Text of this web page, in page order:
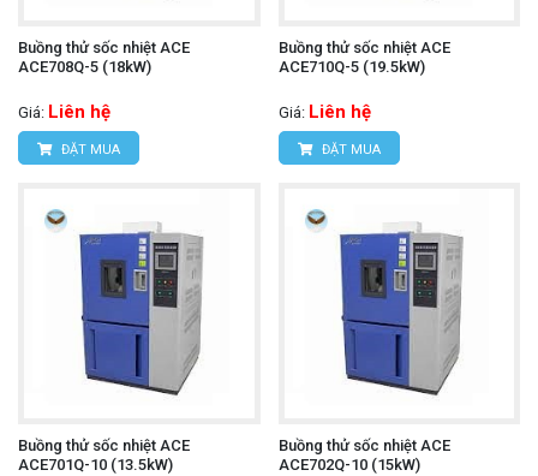
Buồng thử sốc nhiệt ACE
ACE708Q-5 (18kW)
Giá: Liên hệ
ĐẶT MUA
Buồng thử sốc nhiệt ACE
ACE710Q-5 (19.5kW)
Giá: Liên hệ
ĐẶT MUA
Buồng thử sốc nhiệt ACE
ACE701Q-10 (13.5kW)
Buồng thử sốc nhiệt ACE
ACE702Q-10 (15kW)